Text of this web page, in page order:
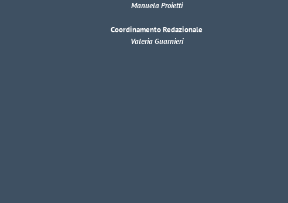
Manuela Proietti
Coordinamento Redazionale
Valeria Guarnieri